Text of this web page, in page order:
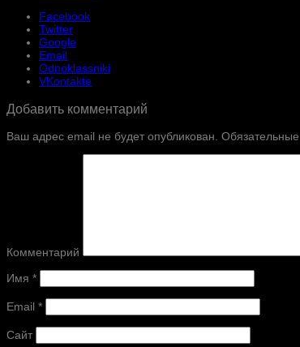
Facebook
Twitter
Google
Email
Odnoklassniki
VKontakte
Добавить комментарий
Ваш адрес email не будет опубликован.
Комментарий
Имя *
Email *
Сайт